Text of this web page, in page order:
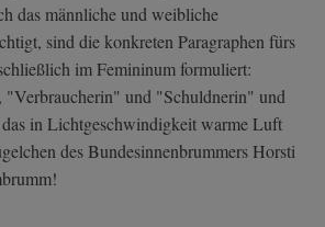
das männliche und weibliche
sind die konkreten Paragraphen fürs
im Femininum formuliert:
"Verbraucherin" und "Schuldnerin" und
das in Lichtgeschwindigkeit warme Luft
des Bundesinnenbrummers Horsti